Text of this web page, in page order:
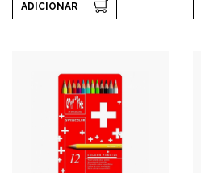
ADICIONAR